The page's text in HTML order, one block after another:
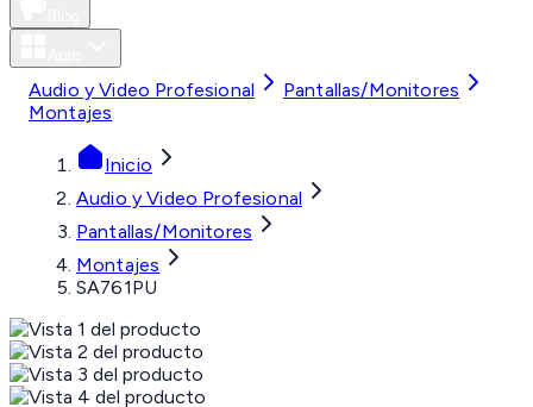
Audio y Video Profesional
Pantallas/Monitores
Montajes
Inicio
Audio y Video Profesional
Pantallas/Monitores
Montajes
SA761PU